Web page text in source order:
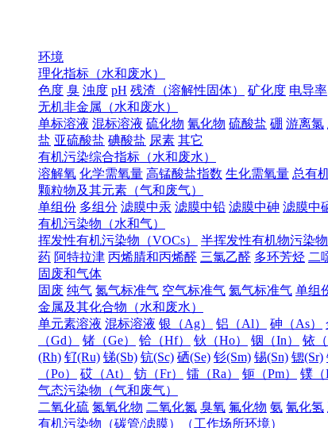
环境
理化指标（水和废水）
色度 臭 浊度 pH 残渣（溶解性固体） 矿化度 电导率
无机非金属（水和废水）
单标溶液 混标溶液 硫化物 氰化物 硫酸盐 硼 游离氯
盐 亚硫酸盐 碘酸盐 尿素 其它
有机污染综合指标（水和废水）
溶解氧 化学需氧量 高锰酸盐指数 生化需氧量 总有
颗粒物及其元素（气和废气）
单组份 多组分 滤膜中汞 滤膜中铅 滤膜中砷 滤膜中
有机污染物（水和气）
挥发性有机污染物（VOCs）
半挥发性有机物污染物
药 阿特拉津 丙烯腈和丙烯醛 三氯乙醛 多环芳烃 二
固废和气体
固废 纯气 氮气标准气 空气标准气 氦气标准气 单组
金属及其化合物（水和废水）
单元素溶液 混标溶液 银（Ag） 铝（Al） 砷（As）
（Gd）
锗（Ge） 铪（Hf） 钬（Ho） 铟（In） 铱（
(Rh) 钌(Ru) 锑(Sb) 钪(Sc) 硒(Se) 钐(Sm) 锡(Sn) 锶(Sr)
（Po）
砹（At） 钫（Fr） 镭（Ra） 钷（Pm） 镤（
气态污染物（气和废气）
二氧化硫 氮氧化物 二氧化氮 臭氧 氟化物 氨 氰化氢
有机污染物（碳管/滤膜）（工作场所环境）